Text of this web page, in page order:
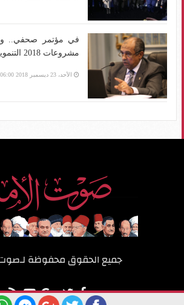
في مؤتمر صحفي..
مشروعات 2018 التنموية
الأحد، 23 ديسمبر 2018 06:00 م
جميع الحقوق محفوظة لـصوت